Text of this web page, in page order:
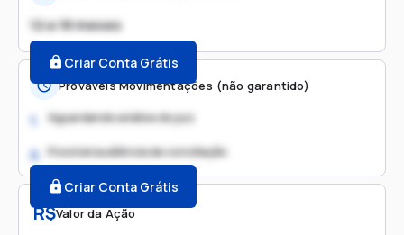
R$Valor da Ação
12 a 18 meses
Criar Conta Grátis
Prováveis Movimentações (não garantido)
1. Aguardando análise do juiz
2. Possível audiência de conciliação
Criar Conta Grátis